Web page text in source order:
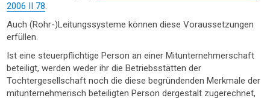
2006 II 78.
Auch (Rohr-)Leitungssysteme können diese Voraussetzungen
erfüllen.
Ist eine steuerpflichtige Person an einer Mitunternehmerschaft
beteiligt, werden weder ihr die Betriebsstätten der
Tochtergesellschaft noch die diese begründenden Merkmale der
mitunternehmerisch beteiligten Person dergestalt zugerechnet,